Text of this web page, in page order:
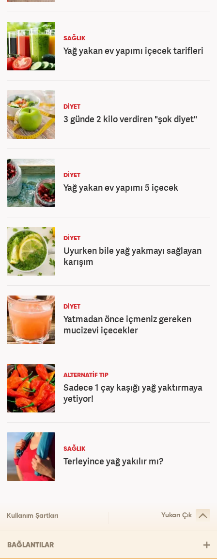
SAĞLIK
Yağ yakan ev yapımı içecek tarifleri
DIYET
3 günde 2 kilo verdiren "şok diyet"
DIYET
Yağ yakan ev yapımı 5 içecek
DIYET
Uyurken bile yağ yakmayı sağlayan
karışım
DIYET
Yatmadan önce içmeniz gereken
mucizevi içecekler
ALTERNATIF TIP
Sadece 1 çay kaşığı yağ yaktırmaya
yetiyor!
SAĞLIK
Terleyince yağ yakılır mı?
Kullanım Şartları Yukarı Çık
BAĞLANTILAR